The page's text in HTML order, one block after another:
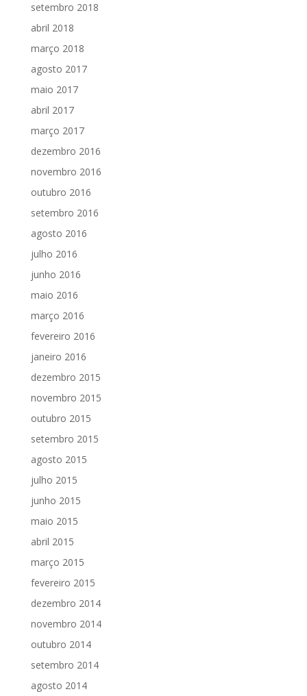
setembro 2018
abril 2018
março 2018
agosto 2017
maio 2017
abril 2017
março 2017
dezembro 2016
novembro 2016
outubro 2016
setembro 2016
agosto 2016
julho 2016
junho 2016
maio 2016
março 2016
fevereiro 2016
janeiro 2016
dezembro 2015
novembro 2015
outubro 2015
setembro 2015
agosto 2015
julho 2015
junho 2015
maio 2015
abril 2015
março 2015
fevereiro 2015
dezembro 2014
novembro 2014
outubro 2014
setembro 2014
agosto 2014